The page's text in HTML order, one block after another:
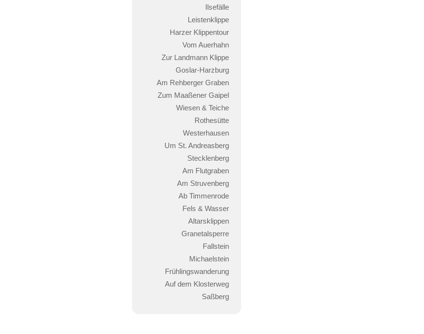
Ilsefälle
Leistenklippe
Harzer Klippentour
Vom Auerhahn
Zur Landmann Klippe
Goslar-Harzburg
Am Rehberger Graben
Zum Maaßener Gaipel
Wiesen & Teiche
Rothesütte
Westerhausen
Um St. Andreasberg
Stecklenberg
Am Flutgraben
Am Struvenberg
Ab Timmenrode
Fels & Wasser
Altarsklippen
Granetalsperre
Fallstein
Michaelstein
Frühlingswanderung
Auf dem Klosterweg
Saßberg